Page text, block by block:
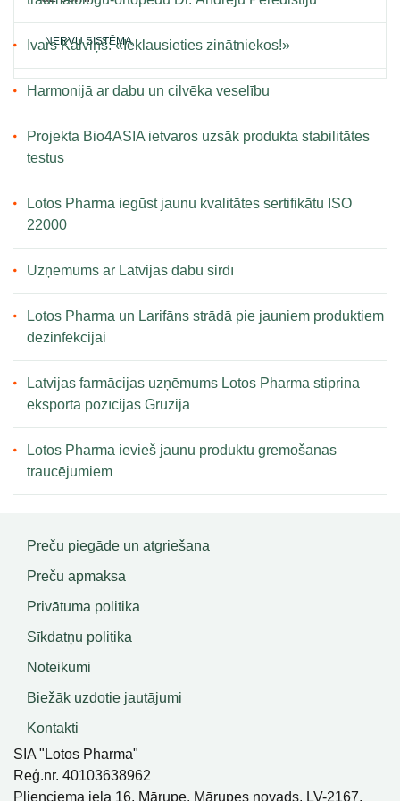
NERVU SISTĒMA
Ivars Kalviņš: «Ieklausieties zinātniekos!»
Harmonijā ar dabu un cilvēka veselību
Projekta Bio4ASIA ietvaros uzsāk produkta stabilitātes
testus
Lotos Pharma iegūst jaunu kvalitātes sertifikātu ISO
22000
Uzņēmums ar Latvijas dabu sirdī
Lotos Pharma un Larifāns strādā pie jauniem produktiem
dezinfekcijai
Latvijas farmācijas uzņēmums Lotos Pharma stiprina
eksporta pozīcijas Gruzijā
Lotos Pharma ievieš jaunu produktu gremošanas
traucējumiem
Preču piegāde un atgriešana
Preču apmaksa
Privātuma politika
Sīkdatņu politika
Noteikumi
Biežāk uzdotie jautājumi
Kontakti
SIA "Lotos Pharma"
Reģ.nr. 40103638962
Plieņciema iela 16, Mārupe, Mārupes novads, LV-2167,